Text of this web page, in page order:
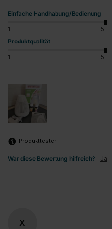
Einfache Handhabung/Bedienung
1 5
Produktqualität
1 5
Produkttester
War diese Bewertung hilfreich? Ja
X